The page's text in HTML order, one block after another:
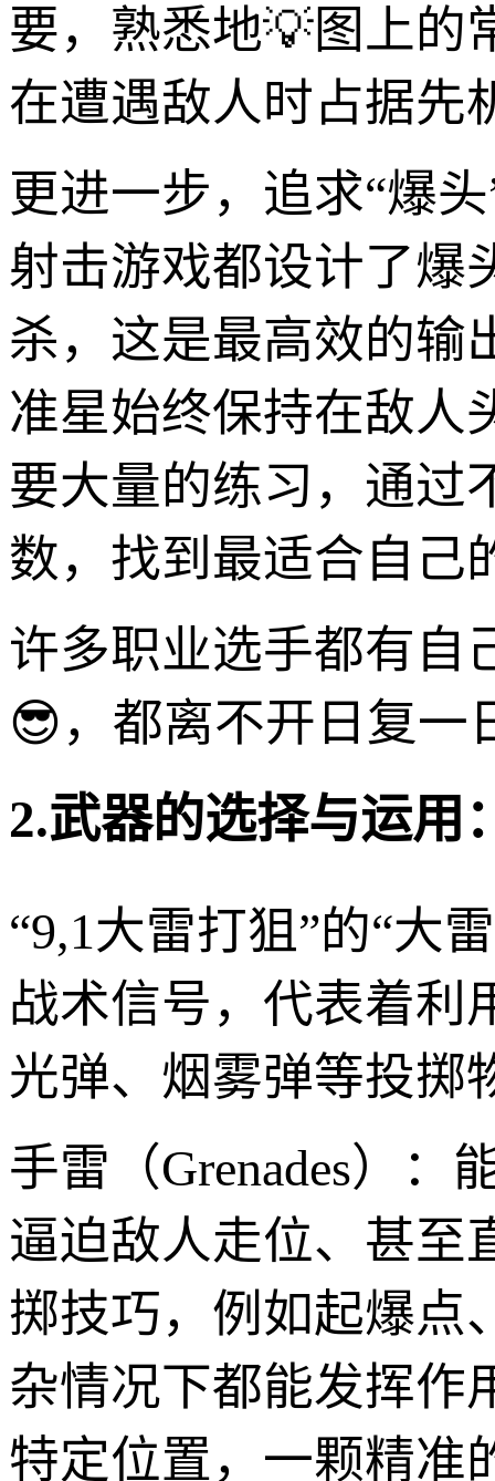
要，熟悉地💡图上的
在遭遇敌人时占据先
更进一步，追求“爆
射击游戏都设计了爆
杀，这是最高效的输
准星始终保持在敌人
要大量的练习，通过
数，找到最适合自己
许多职业选手都有自
😎，都离不开日复一
2.武器的选择与运用
“9,1大雷打狙”的“大
战术信号，代表着利
光弹、烟雾弹等投掷
手雷（Grenades）
逼迫敌人走位、甚至
掷技巧，例如起爆点
杂情况下都能发挥作
特定位置，一颗精准